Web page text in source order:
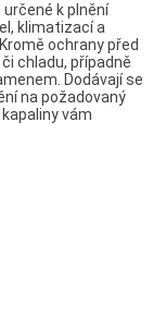
k plnění
klimatizací a
ochrany před
chladu, případně
Dodávají se
na požadovaný
vám